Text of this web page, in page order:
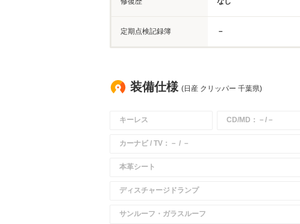
定期点検記録簿 －
装備仕様 (日産 クリッパー 千葉県)
キーレス CD/MD：－/－
カーナビ / TV：－ / －
本革シート
ディスチャージドランプ
サンルーフ・ガラスルーフ